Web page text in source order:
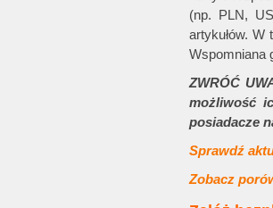
(np. PLN,
artykułów.
Wspomniana
ZWRÓĆ
możliwość
posiadacze
Sprawdź
Zobacz